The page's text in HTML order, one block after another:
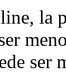
la
ser